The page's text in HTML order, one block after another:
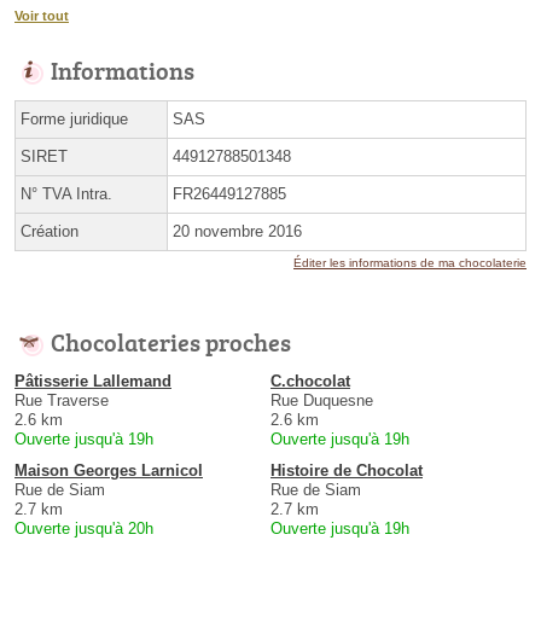
Voir tout
Informations
Forme juridique SAS
SIRET 44912788501348
N° TVA Intra. FR26449127885
Création 20 novembre 2016
Éditer les informations de ma chocolaterie
Chocolateries proches
Pâtisserie Lallemand
Rue Traverse
2.6 km
Ouverte jusqu'à 19h
C.chocolat
Rue Duquesne
2.6 km
Ouverte jusqu'à 19h
Maison Georges Larnicol
Rue de Siam
2.7 km
Ouverte jusqu'à 20h
Histoire de Chocolat
Rue de Siam
2.7 km
Ouverte jusqu'à 19h